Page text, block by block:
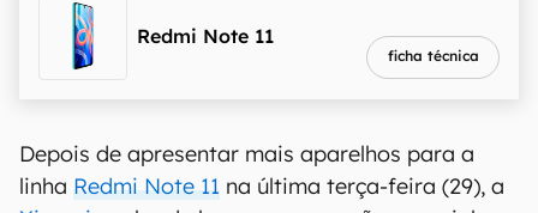
Redmi Note 11
ficha técnica
Depois de apresentar mais aparelhos para a
linha Redmi Note 11 na última terça-feira (29), a